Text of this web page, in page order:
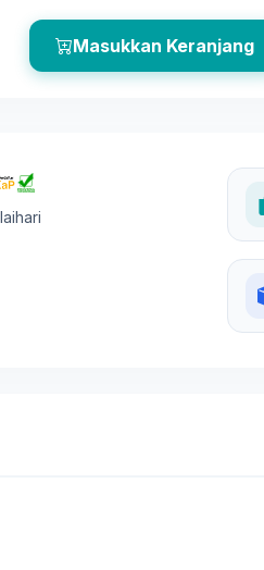
Masukkan Keranjang